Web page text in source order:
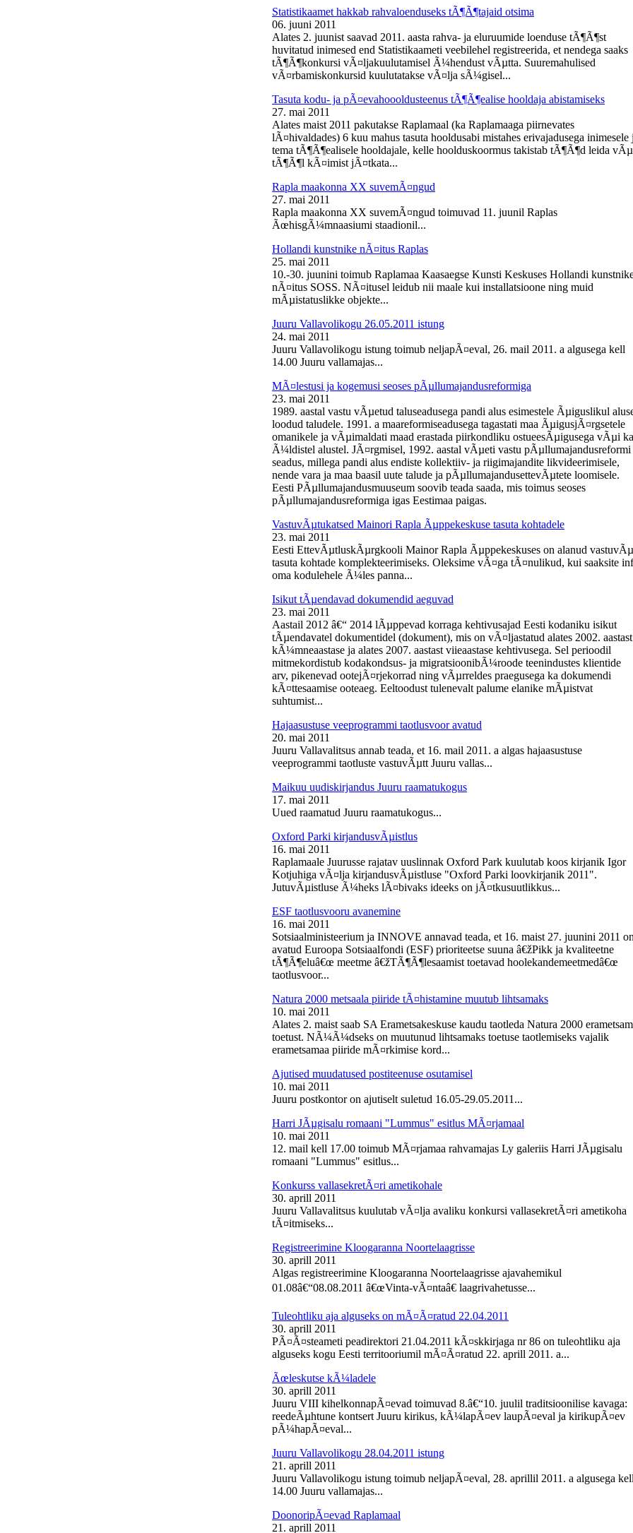
Statistikaamet hakkab rahvaloenduseks tÃ¶Ã¶tajaid otsima
06. juuni 2011
Alates 2. juunist saavad 2011. aasta rahva- ja eluruumide loenduse tÃ¶Ã¶st
huvitatud inimesed end Statistikaameti veebilehel registreerida, et nendega saaks
tÃ¶Ã¶konkursi vÃ¤ljakuulutamisel Ã¼hendust vÃµtta. Suuremahulised
vÃ¤rbamiskonkursid kuulutatakse vÃ¤lja sÃ¼gisel...
Tasuta kodu- ja pÃ¤evahoooldusteenus tÃ¶Ã¶ealise hooldaja abistamiseks
27. mai 2011
Alates maist 2011 pakutakse Raplamaal (ka Raplamaaga piirnevates
lÃ¤hivaldades) 6 kuu mahus tasuta hooldusabi mistahes erivajadusega inimesele
tema tÃ¶Ã¶ealisele hooldajale, kelle hoolduskoormus takistab tÃ¶Ã¶d leida
tÃ¶Ã¶l kÃ¤imist jÃ¤tkata...
Rapla maakonna XX suvemÃ¤ngud
27. mai 2011
Rapla maakonna XX suvemÃ¤ngud toimuvad 11. juunil Raplas
ÃœhisgÃ¼mnaasiumi staadionil...
Hollandi kunstnike nÃ¤itus Raplas
25. mai 2011
10.-30. juunini toimub Raplamaa Kaasaegse Kunsti Keskuses Hollandi
nÃ¤itus SOSS. NÃ¤itusel leidub nii maale kui installatsioone ning muid
mÃµistatuslikke objekte...
Juuru Vallavolikogu 26.05.2011 istung
24. mai 2011
Juuru Vallavolikogu istung toimub neljapÃ¤eval, 26. mail 2011. a algusega kell
14.00 Juuru vallamajas...
MÃ¤lestusi ja kogemusi seoses pÃµllumajandusreformiga
23. mai 2011
1989. aastal vastu vÃµetud taluseadusega pandi alus esimestele Ãµiguslikul
loodud taludele. 1991. a maareformiseadusega tagastati maa ÃµigusjÃ¤rgsetele
omanikele ja vÃµimaldati maad erastada piirkondliku ostueesÃµigusega vÃµi ka
Ã¼ldistel alustel. JÃ¤rgmisel, 1992. aastal vÃµeti vastu pÃµllumajandusreformi
seadus, millega pandi alus endiste kollektiiv- ja riigimajandite likvideerimisele,
nende vara ja maa baasil uute talude ja pÃµllumajandusettevÃµtete loomisele.
Eesti PÃµllumajandusmuuseum soovib teada saada, mis toimus seoses
pÃµllumajandusreformiga igas Eestimaa paigas.
VastuvÃµtukatsed Mainori Rapla Ãµppekeskuse tasuta kohtadele
23. mai 2011
Eesti EttevÃµtluskÃµrgkooli Mainor Rapla Ãµppekeskuses on alanud
tasuta kohtade komplekteerimiseks. Oleksime vÃ¤ga tÃ¤nulikud, kui saaksite
oma kodulehele Ã¼les panna...
Isikut tÃµendavad dokumendid aeguvad
23. mai 2011
Aastail 2012 â€“ 2014 lÃµppevad korraga kehtivusajad Eesti kodaniku isikut
tÃµendavatel dokumentidel (dokument), mis on vÃ¤ljastatud alates 2002. aastast
kÃ¼mneaastase ja alates 2007. aastast viieaastase kehtivusega. Sel perioodil
mitmekordistub kodakondsus- ja migratsioonibÃ¼roode teenindustes klientide
arv, pikenevad ootejÃ¤rjekorrad ning vÃµrreldes praegusega ka dokumendi
kÃ¤ttesaamise ooteaeg. Eeltoodust tulenevalt palume elanike mÃµistvat
suhtumist...
Hajaasustuse veeprogrammi taotlusvoor avatud
20. mai 2011
Juuru Vallavalitsus annab teada, et 16. mail 2011. a algas hajaasustuse
veeprogrammi taotluste vastuvÃµtt Juuru vallas...
Maikuu uudiskirjandus Juuru raamatukogus
17. mai 2011
Uued raamatud Juuru raamatukogus...
Oxford Parki kirjandusvÃµistlus
16. mai 2011
Raplamaale Juurusse rajatav uuslinnak Oxford Park kuulutab koos kirjanik Igor
Kotjuhiga vÃ¤lja kirjandusvÃµistluse "Oxford Parki loovkirjanik 2011".
JutuvÃµistluse Ã¼heks lÃ¤bivaks ideeks on jÃ¤tkusuutlikkus...
ESF taotlusvooru avanemine
16. mai 2011
Sotsiaalministeerium ja INNOVE annavad teada, et 16. maist 27. juunini 2011 on
avatud Euroopa Sotsiaalfondi (ESF) prioriteetse suuna â€žPikk ja kvaliteetne
tÃ¶Ã¶eluâ€œ meetme â€žTÃ¶Ã¶lesaamist toetavad hoolekandemeetmedâ€œ
taotlusvoor...
Natura 2000 metsaala piiride tÃ¤histamine muutub lihtsamaks
10. mai 2011
Alates 2. maist saab SA Erametsakeskuse kaudu taotleda Natura 2000
toetust. NÃ¼Ã¼dseks on muutunud lihtsamaks toetuse taotlemiseks vajalik
erametsamaa piiride mÃ¤rkimise kord...
Ajutised muudatused postiteenuse osutamisel
10. mai 2011
Juuru postkontor on ajutiselt suletud 16.05-29.05.2011...
Harri JÃµgisalu romaani "Lummus" esitlus MÃ¤rjamaal
10. mai 2011
12. mail kell 17.00 toimub MÃ¤rjamaa rahvamajas Ly galeriis Harri JÃµgisalu
romaani "Lummus" esitlus...
Konkurss vallasekretÃ¤ri ametikohale
30. aprill 2011
Juuru Vallavalitsus kuulutab vÃ¤lja avaliku konkursi vallasekretÃ¤ri ametikoha
tÃ¤itmiseks...
Registreerimine Kloogaranna Noortelaagrisse
30. aprill 2011
Algas registreerimine Kloogaranna Noortelaagrisse ajavahemikul
01.08â€“08.08.2011 â€œVinta-vÃ¤ntaâ€ laagrivahetusse...
Tuleohtliku aja alguseks on mÃ¤Ã¤ratud 22.04.2011
30. aprill 2011
PÃ¤Ã¤steameti peadirektori 21.04.2011 kÃ¤skkirjaga nr 86 on tuleohtliku aja
alguseks kogu Eesti territooriumil mÃ¤Ã¤ratud 22. aprill 2011. a...
Ãœleskutse kÃ¼ladele
30. aprill 2011
Juuru VIII kihelkonnapÃ¤evad toimuvad 8.â€“10. juulil traditsioonilise kavaga:
reedeÃµhtune kontsert Juuru kirikus, kÃ¼lapÃ¤ev laupÃ¤eval ja kirikupÃ¤ev
pÃ¼hapÃ¤eval...
Juuru Vallavolikogu 28.04.2011 istung
21. aprill 2011
Juuru Vallavolikogu istung toimub neljapÃ¤eval, 28. aprillil 2011. a algusega kell
14.00 Juuru vallamajas...
DoonoripÃ¤evad Raplamaal
21. aprill 2011